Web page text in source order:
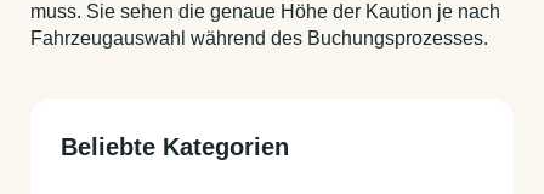
muss. Sie sehen die genaue Höhe der Kaution je nach
Fahrzeugauswahl während des Buchungsprozesses.
Beliebte Kategorien